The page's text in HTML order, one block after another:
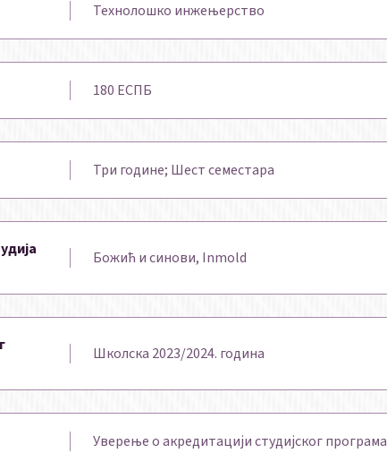
Технолошко инжењерство
180 ЕСПБ
Три године; Шест семестaра
Божић и синови, Inmold
Школска 2023/2024. година
Уверење о акредитацији студијског програма